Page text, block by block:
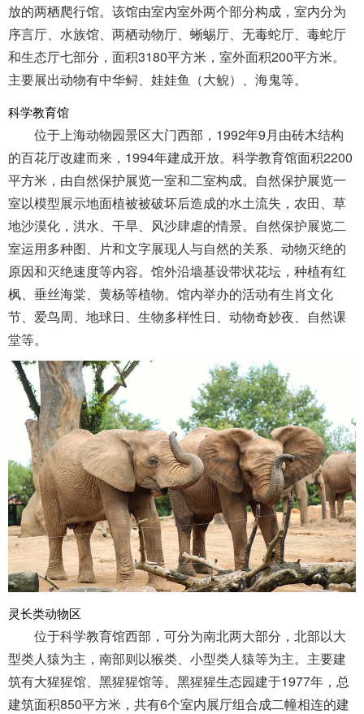
放的两栖爬行馆。该馆由室内室外两个部分构成，室内分为
序言厅、水族馆、两栖动物厅、蜥蜴厅、无毒蛇厅、毒蛇厅
和生态厅七部分，面积3180平方米，室外面积200平方米。
主要展出动物有中华鲟、娃娃鱼（大鲵）、海鬼等。
科学教育馆
位于上海动物园景区大门西部，1992年9月由砖木结构
的百花厅改建而来，1994年建成开放。科学教育馆面积2200
平方米，由自然保护展览一室和二室构成。自然保护展览一
室以模型展示地面植被被破坏后造成的水土流失，农田、草
地沙漠化，洪水、干旱、风沙肆虐的情景。自然保护展览二
室运用多种图、片和文字展现人与自然的关系、动物灭绝的
原因和灭绝速度等内容。馆外沿墙基设带状花坛，种植有红
枫、垂丝海棠、黄杨等植物。馆内举办的活动有生肖文化
节、爱鸟周、地球日、生物多样性日、动物奇妙夜、自然课
堂等。
灵长类动物区
位于科学教育馆西部，可分为南北两大部分，北部以大
型类人猿为主，南部则以猴类、小型类人猿等为主。主要建
筑有大猩猩馆、黑猩猩馆等。黑猩猩生态园建于1977年，总
建筑面积850平方米，共有6个室内展厅组合成二幢相连的建